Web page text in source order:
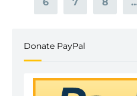
Donate PayPal